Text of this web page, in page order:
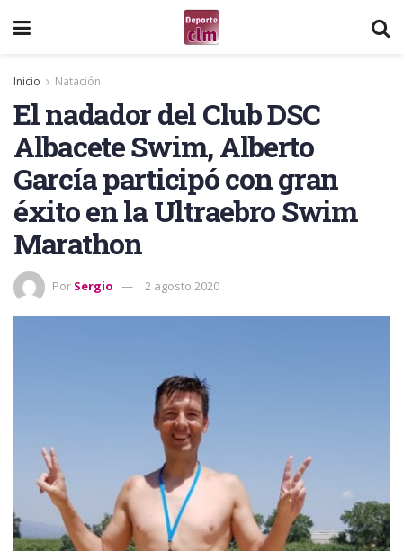
Inicio Natación
El nadador del Club DSC
Albacete Swim, Alberto
García participó con gran
éxito en la Ultraebro Swim
Marathon
Por Sergio 2 agosto 2020